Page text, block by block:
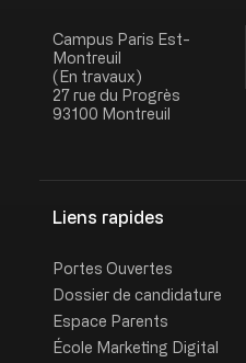
Campus Paris Est-
Montreuil
(En travaux)
27 rue du Progrès
93100 Montreuil
Liens rapides
Portes Ouvertes
Dossier de candidature
Espace Parents
École Marketing Digital